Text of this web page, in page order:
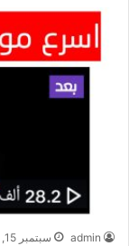
admin سبتمبر 15, 2024